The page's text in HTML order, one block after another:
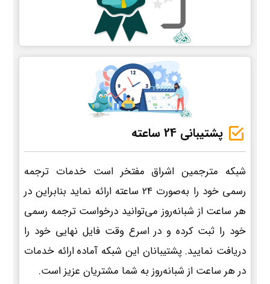
پشتیبانی 24 ساعته
شبکه مترجمین اشراق مفتخر است خدمات ترجمه
رسمی خود را به‌صورت 24 ساعته ارائه نماید بنابراین در
هر ساعت از شبانه‌روز می‌توانید درخواست ترجمه رسمی
خود را ثبت کرده و در اسرع وقت فایل نهایی خود را
دریافت نمایید. پشتیبانان این شبکه آماده ارائه خدمات
در هر ساعت از شبانه‌روز به شما مشتریان عزیز است.